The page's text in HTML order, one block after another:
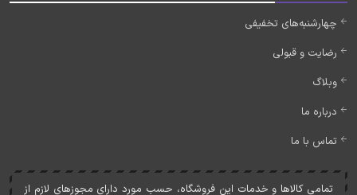
چهارشنبه‌های تخفیفی
رضایت و قبولی
وبلاگ
درباره ما
تماس با ما
تمامی کالاها و خدمات اين فروشگاه، حسب مورد دارای مجوزهای لازم از